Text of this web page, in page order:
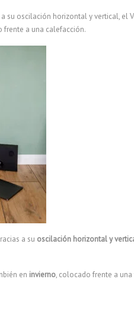
su oscilación horizontal y vertical, el
frente a una calefacción.
a su oscilación horizontal y
en invierno, colocado frente a una